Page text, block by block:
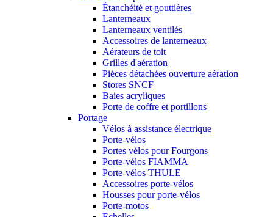
Étanchéité et gouttières
Lanterneaux
Lanterneaux ventilés
Accessoires de lanterneaux
Aérateurs de toit
Grilles d'aération
Piéces détachées ouverture aération
Stores SNCF
Baies acryliques
Porte de coffre et portillons
Portage
Vélos à assistance électrique
Porte-vélos
Portes vélos pour Fourgons
Porte-vélos FIAMMA
Porte-vélos THULE
Accessoires porte-vélos
Housses pour porte-vélos
Porte-motos